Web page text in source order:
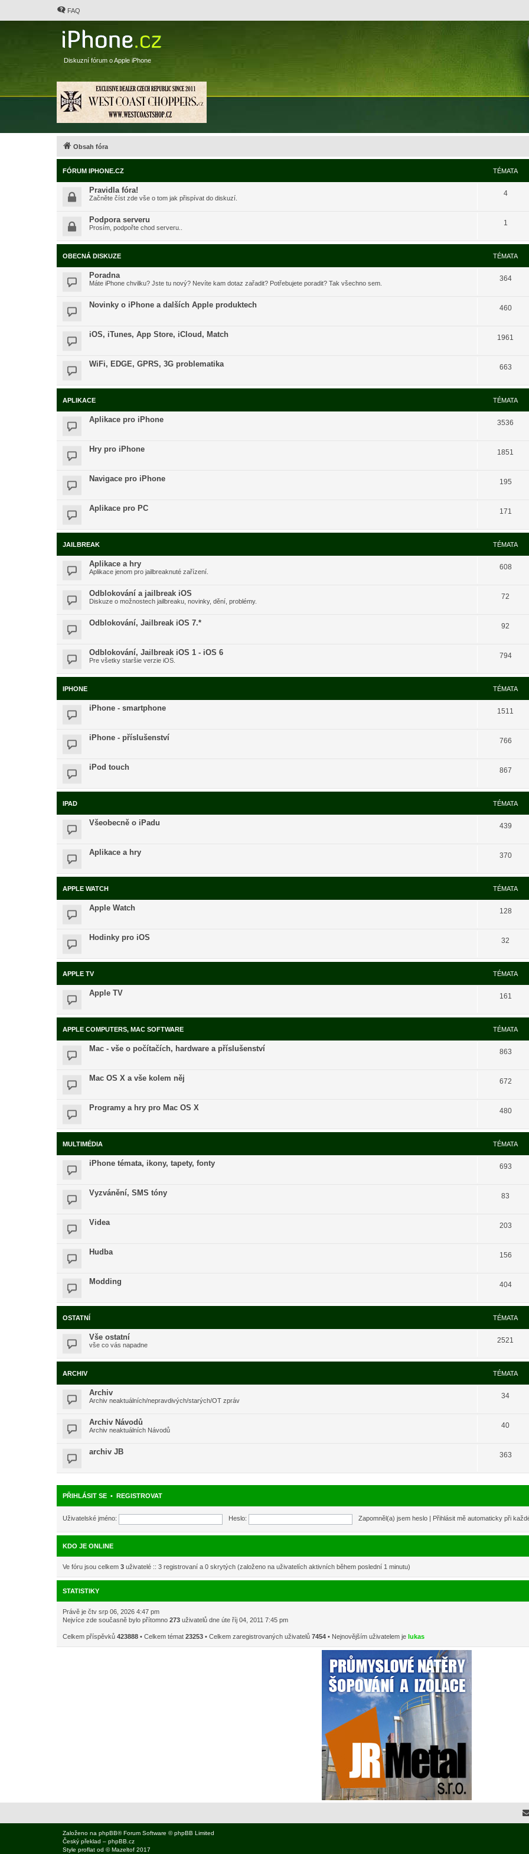
FAQ
Diskuzní fórum o Apple iPhone
Obsah fóra
FÓRUM IPHONE.CZ TÉMATA
Pravidla fóra!
Začněte číst zde vše o tom jak přispívat do diskuzí.
4
Podpora serveru
Prosím, podpořte chod serveru..
1
OBECNÁ DISKUZE TÉMATA
Poradna
Máte iPhone chvilku? Jste tu nový? Nevíte kam dotaz zařadit? Potřebujete poradit? Tak všechno sem.
364
Novinky o iPhone a dalších Apple produktech 460
iOS, iTunes, App Store, iCloud, Match 1961
WiFi, EDGE, GPRS, 3G problematika 663
APLIKACE TÉMATA
Aplikace pro iPhone 3536
Hry pro iPhone 1851
Navigace pro iPhone 195
Aplikace pro PC 171
JAILBREAK TÉMATA
Aplikace a hry
Aplikace jenom pro jailbreaknuté zařízení.
608
Odblokování a jailbreak iOS
Diskuze o možnostech jailbreaku, novinky, dění, problémy.
72
Odblokování, Jailbreak iOS 7.* 92
Odblokování, Jailbreak iOS 1 - iOS 6
Pre všetky staršie verzie iOS.
794
IPHONE TÉMATA
iPhone - smartphone 1511
iPhone - příslušenství 766
iPod touch 867
IPAD TÉMATA
Všeobecně o iPadu 439
Aplikace a hry 370
APPLE WATCH TÉMATA
Apple Watch 128
Hodinky pro iOS 32
APPLE TV TÉMATA
Apple TV 161
APPLE COMPUTERS, MAC SOFTWARE TÉMATA
Mac - vše o počítačích, hardware a příslušenství 863
Mac OS X a vše kolem něj 672
Programy a hry pro Mac OS X 480
MULTIMÉDIA TÉMATA
iPhone témata, ikony, tapety, fonty 693
Vyzvánění, SMS tóny 83
Videa 203
Hudba 156
Modding 404
OSTATNÍ TÉMATA
Vše ostatní
vše co vás napadne
2521
ARCHIV TÉMATA
Archiv
Archiv neaktuálních/nepravdivých/starých/OT zpráv
34
Archiv Návodů
Archiv neaktuálních Návodů
40
archiv JB 363
PŘIHLÁSIT SE • REGISTROVAT
Uživatelské jméno: Heslo: Zapomněl(a) jsem heslo Přihlásit mě automaticky při
KDO JE ONLINE
Ve fóru jsou celkem 3 uživatelé :: 3 registrovaní a 0 skrytých (založeno na uživatelích aktivních během poslední 1 minutu)
STATISTIKY
Právě je čtv srp 06, 2026 4:47 pm
Nejvíce zde současně bylo přítomno 273 uživatelů dne úte říj 04, 2011 7:45 pm
Celkem příspěvků 423888 • Celkem témat 23253 • Celkem zaregistrovaných uživatelů 7454 • Nejnovějším uživatelem je lukas
Založeno na phpBB® Forum Software © phpBB Limited
Český překlad – phpBB.cz
Style proflat od ©Mazeltof 2017